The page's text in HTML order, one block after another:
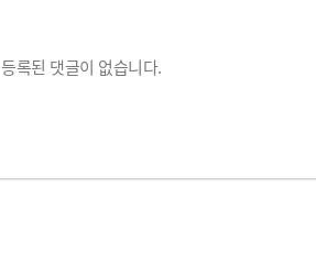
등록된 댓글이 없습니다.